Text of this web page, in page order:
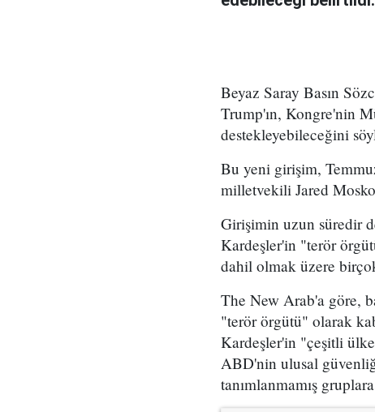
Beyaz Saray Basın
Trump'ın, Kongre'nin
destekleyebileceğini
Bu yeni girişim,
milletvekili Jared
Girişimin uzun süredir
Kardeşler'in "terör
dahil olmak üzere
The New Arab'a göre,
"terör örgütü" olarak
Kardeşler'in "çeşitli
ABD'nin ulusal
tanımlanmamış